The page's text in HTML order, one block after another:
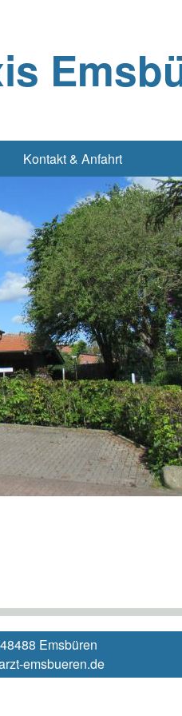
Kontakt & Anfahrt
Emsbüren
emsbueren.de